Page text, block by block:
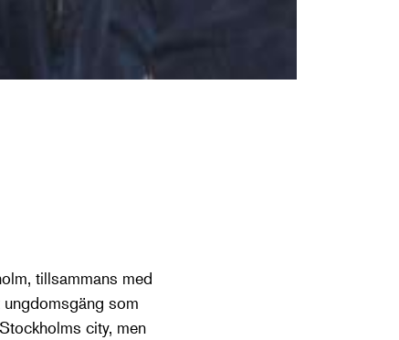
tillsammans med
som
city, men